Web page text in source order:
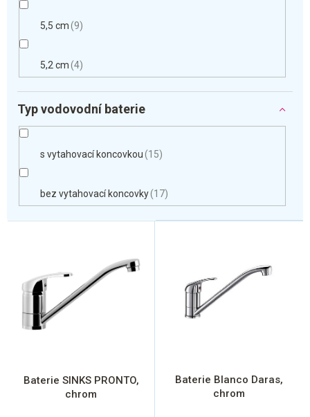
5,5 cm 9
5,2 cm 4
Typ vodovodní baterie
s vytahovací koncovkou 15
bez vytahovací koncovky 17
V
Baterie SINKS PRONTO,
chrom
Baterie Blanco Daras,
chrom